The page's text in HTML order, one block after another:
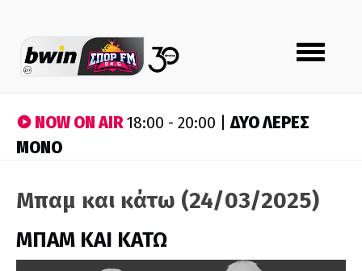
Toggle
navigation
NOW ON AIR18:00 - 20:00 |ΔΥΟ ΛΕΡΕΣ
ΜΟΝΟ
Μπαμ και κάτω (24/03/2025)
ΜΠΑΜ ΚΑΙ ΚΑΤΩ